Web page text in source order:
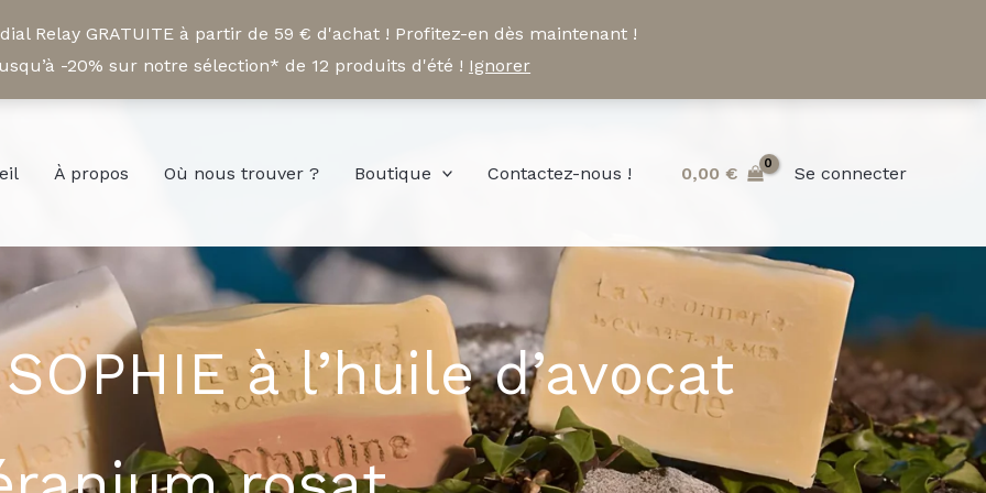
Relay GRATUITE à partir de 59 € d'achat ! Profitez-en dès maintenant !
-20% sur notre sélection* de 12 produits d'été ! Ignorer
À propos Où nous trouver ? Boutique Contactez-nous ! 0,00 € Se connecter
à l’huile d’avocat